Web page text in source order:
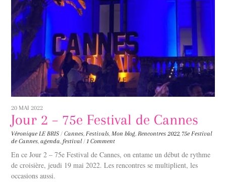
20 MAI 2022
Jour 2 – 75e Festival de Cannes
Véronique LE BRIS / Cannes, Festivals, Mon blog, Rencontres 2022,75e Festival
de Cannes,agenda, festival / 1 Comment
En ce Jour 2 – 75e Festival de Cannes, on entame un début de rythme
de croisière, jeudi 19 mai 2022. Les rencontres se multiplient, les
occasions aussi.